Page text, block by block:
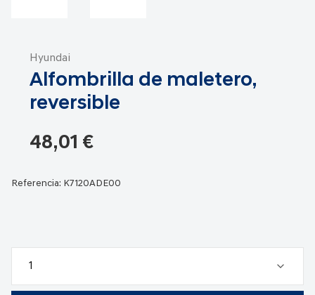
Hyundai
Alfombrilla de maletero,
reversible
48,01 €
Referencia: K7120ADE00
comienzo
galería
imágenes